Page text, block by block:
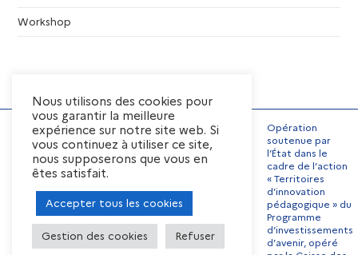
Workshop
Mentions Légales
d’utilisation
Préférences de cookies
Contact
Offres d’emplois
Opération
soutenue par
l’État dans le
cadre de l’action
« Territoires
d’innovation
pédagogique » du
Programme
d’investissements
d’avenir, opéré
Nous utilisons des cookies pour
vous garantir la meilleure
expérience sur notre site web. Si
vous continuez à utiliser ce site,
nous supposerons que vous en
êtes satisfait.
Accepter tous les cookies
Gestion des cookies Refuser